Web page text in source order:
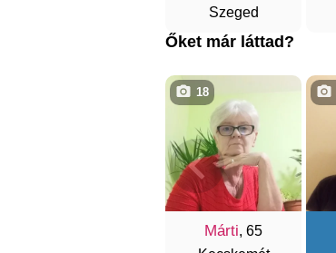
Szeged
Őket már láttad?
Márti, 65
18